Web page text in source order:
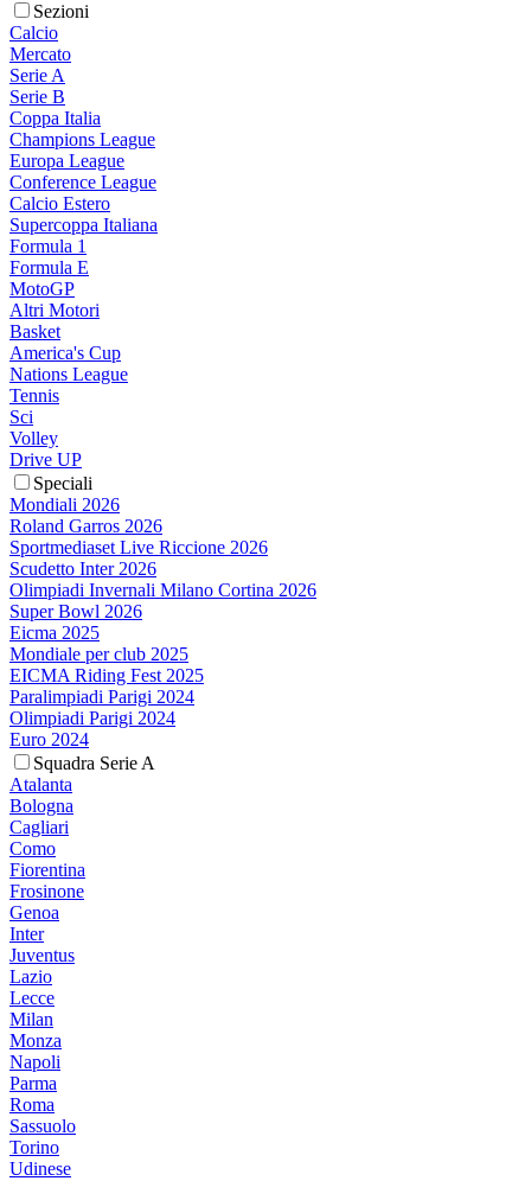
Sezioni
Calcio
Mercato
Serie A
Serie B
Coppa Italia
Champions League
Europa League
Conference League
Calcio Estero
Supercoppa Italiana
Formula 1
Formula E
MotoGP
Altri Motori
Basket
America's Cup
Nations League
Tennis
Sci
Volley
Drive UP
Speciali
Mondiali 2026
Roland Garros 2026
Sportmediaset Live Riccione 2026
Scudetto Inter 2026
Olimpiadi Invernali Milano Cortina 2026
Super Bowl 2026
Eicma 2025
Mondiale per club 2025
EICMA Riding Fest 2025
Paralimpiadi Parigi 2024
Olimpiadi Parigi 2024
Euro 2024
Squadra Serie A
Atalanta
Bologna
Cagliari
Como
Fiorentina
Frosinone
Genoa
Inter
Juventus
Lazio
Lecce
Milan
Monza
Napoli
Parma
Roma
Sassuolo
Torino
Udinese